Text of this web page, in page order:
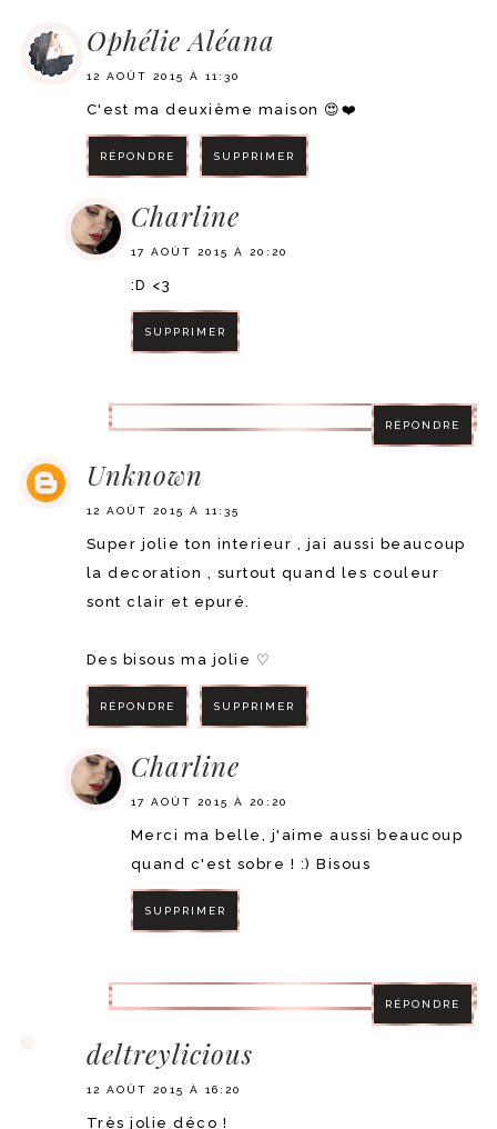
Ophélie Aléana
12 AOÛT 2015 À 11:30
C'est ma deuxième maison 😍❤️
RÉPONDRE SUPPRIMER
Charline
17 AOÛT 2015 À 20:20
:D <3
SUPPRIMER
RÉPONDRE
Unknown
12 AOÛT 2015 À 11:35
Super jolie ton interieur , jai aussi beaucoup
la decoration , surtout quand les couleur
sont clair et epuré.
Des bisous ma jolie ♡
RÉPONDRE SUPPRIMER
Charline
17 AOÛT 2015 À 20:20
Merci ma belle, j'aime aussi beaucoup
quand c'est sobre ! :) Bisous
SUPPRIMER
RÉPONDRE
deltreylicious
12 AOÛT 2015 À 16:20
Très jolie déco !